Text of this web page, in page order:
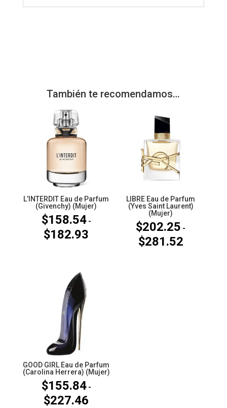
También te recomendamos…
L’INTERDIT Eau de Parfum
(Givenchy) (Mujer)
$158.54 -
$182.93
LIBRE Eau de Parfum
(Yves Saint Laurent)
(Mujer)
$202.25 -
$281.52Rango
GOOD GIRL Eau de Parfum
(Carolina Herrera) (Mujer)
$155.84 -
$227.46